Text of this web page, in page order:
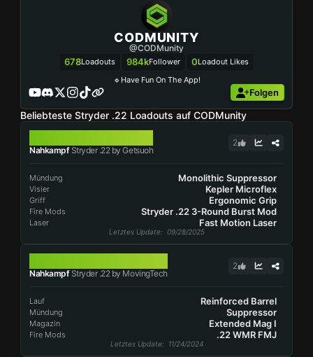
CODMUNITY
@CODMunity
678Loadouts 984kFollower 0Loadout Likes
🔹Have Fun On The App!
Folgen
Beliebteste Stryder .22 Loadouts auf CODMunity
NahkampfStryder .22 by Getsuoh
2
Mündung Monolithic Suppressor
Visier Kepler Microflex
Griff Ergonomic Grip
Fire Mods Stryder .22 3-Round Burst Mod
Laser Fast Motion Laser
Letztes Update: 09/28/2025
NahkampfStryder .22 by MovingTech
2
Lauf Reinforced Barrel
Mündung Suppressor
Magazin Extended Mag I
Fire Mods .22 WMR FMJ
Letztes Update: 11/24/2024